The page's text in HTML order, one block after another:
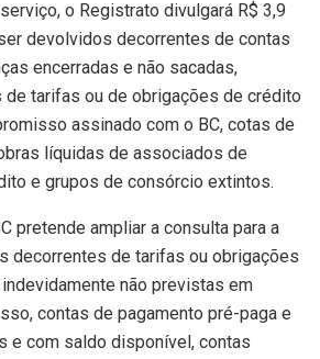
o Registrato divulgará R$ 3,9
devolvidos decorrentes de contas
encerradas e não sacadas,
de tarifas ou de obrigações de crédito
assinado com o BC, cotas de
líquidas de associados de
e grupos de consórcio extintos.
pretende ampliar a consulta para a
decorrentes de tarifas ou obrigações
não previstas em
contas de pagamento pré-paga e
e com saldo disponível, contas